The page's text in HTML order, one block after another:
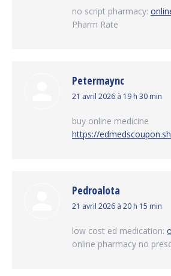
no script pharmacy:
Pharm Rate
Petermaync
dit
21 avril 2026 à 19 h 30 min
buy online medicine
https://
Pedroalota
dit
21 avril 2026 à 20 h 15 min
low cost ed medication:
online pharmacy no